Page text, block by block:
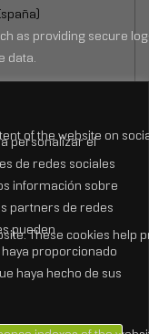
personalizar el
de redes sociales
información sobre
partners de redes
pueden
proporcionado
haya hecho de sus